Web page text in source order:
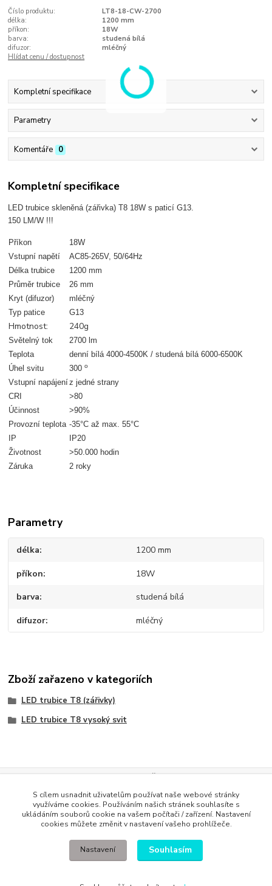
Číslo produktu:
LT8-18-CW-2700
délka:
1200 mm
příkon:
18W
barva:
studená bílá
difuzor:
mléčný
Hlídat cenu / dostupnost
Kompletní specifikace
Parametry
Komentáře 0
Kompletní specifikace
LED trubice skleněná (zářivka) T8 18W s paticí G13.
150 LM/W !!!
Příkon
18W
Vstupní napětí
AC85-265V, 50/64Hz
Délka trubice
1200 mm
Průměr trubice
26 mm
Kryt (difuzor)
mléčný
Typ patice
G13
Hmotnost: 240g
Světelný tok
2700 lm
Teplota
denní bílá 4000-4500K / studená bílá 6000-6500K
Úhel svitu
300o
Vstupní napájeníz jedné strany
CRI
>80
Účinnost
>90%
Provozní teplota -35°C až max. 55°C
IP
IP20
Životnost
>50.000 hodin
Záruka
2 roky
Parametry
délka 1200 mm
příkon 18W
barva studená bílá
difuzor mléčný
Zboží zařazeno v kategoriích
LED trubice T8 (zářivky)
LED trubice T8 vysoký svit
Evidence Tržeb
Podle zákona o evidenci tržeb je prodávající povinen vystavit
kupujícímu účtenku. Zároveň je povinen zaevidovat přijatou tržbu u
správce daně online; v případě technického výpadku pak nejpozději do
S cílem usnadnit uživatelům používat naše webové stránky
využíváme cookies. Používáním našich stránek souhlasíte s
ukládáním souborů cookie na vašem počítači / zařízení. Nastavení
cookies můžete změnit v nastavení vašeho prohlížeče.
Nastavení Souhlasím